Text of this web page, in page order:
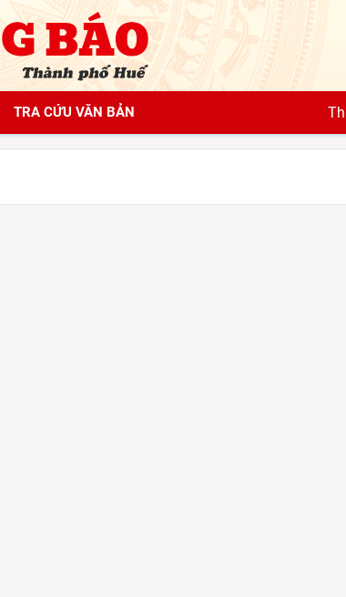
TRA CỨU VĂN BẢN